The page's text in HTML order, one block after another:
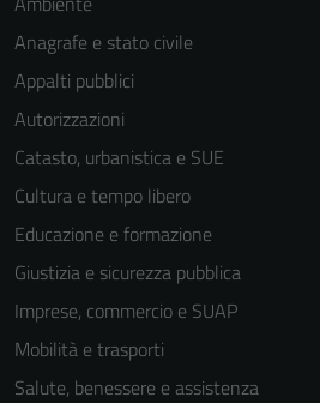
Anagrafe e stato civile
Appalti pubblici
Autorizzazioni
Catasto, urbanistica e SUE
Cultura e tempo libero
Educazione e formazione
Giustizia e sicurezza pubblica
Imprese, commercio e SUAP
Mobilità e trasporti
Salute, benessere e assistenza